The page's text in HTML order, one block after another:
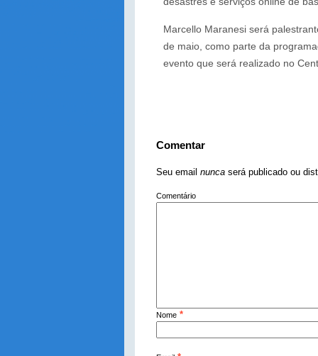
Marcello Maranesi será
de maio, como parte da
evento que será realizado no
Comentar
Seu email nuncaserá publicado ou
Comentário
Nome *